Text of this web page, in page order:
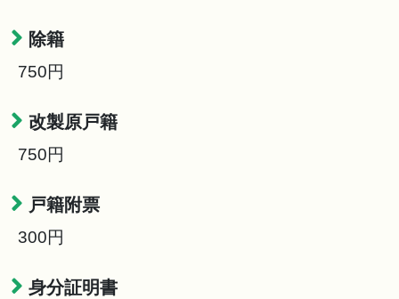
除籍
750円
改製原戸籍
750円
戸籍附票
300円
身分証明書